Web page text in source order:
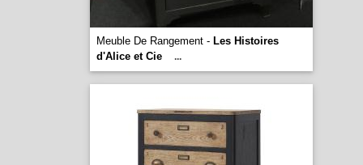
Meuble De Rangement - Les Histoires
d'Alice et Cie
...